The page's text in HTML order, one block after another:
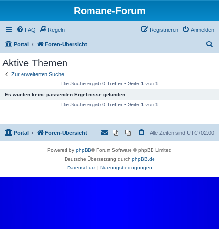
Romane-Forum
FAQ Regeln Anmelden
Registrieren
Portal Foren-Übersicht
Aktive Themen
Zur erweiterten Suche
Die Suche ergab 0 Treffer • Seite 1 von 1
Es wurden keine passenden Ergebnisse gefunden.
Die Suche ergab 0 Treffer • Seite 1 von 1
Portal Foren-Übersicht Alle Zeiten sind UTC+02:00
Powered by phpBB® Forum Software © phpBB Limited
Deutsche Übersetzung durch phpBB.de
Datenschutz| Nutzungsbedingungen